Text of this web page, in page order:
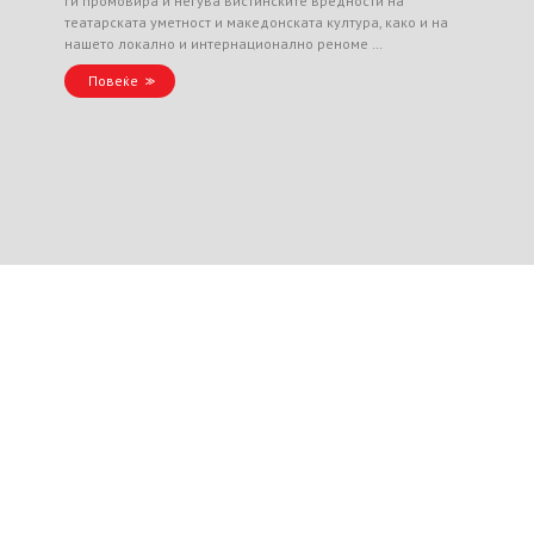
театарската уметност и македонската култура, како и на
нашето локално и интернационално реноме …
Повеќе